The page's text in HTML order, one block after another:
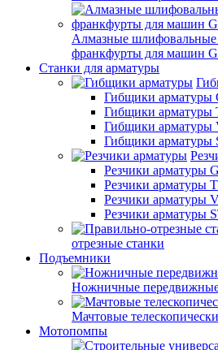
Алмазные
франкфурты для машин
Станки для арматуры
Гибщики арматуры
Гибщики арматуры
Гибщики арматуры
Гибщики арматуры
Резчики арматуры
Резчики арматуры
Резчики арматуры
Резчики арматуры
отрезные станки
Подъемники
Ножничные
Мачтовые
Мотопомпы